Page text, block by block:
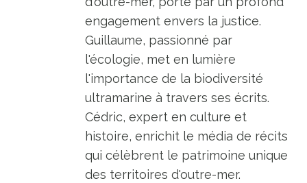
engagement envers la justice.
Guillaume, passionné par
l'écologie, met en lumière
l'importance de la biodiversité
ultramarine à travers ses écrits.
Cédric, expert en culture et
histoire, enrichit le média de récits
qui célèbrent le patrimoine unique
des territoires d'outre-mer.